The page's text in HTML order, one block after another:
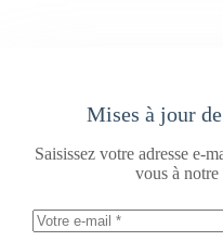
Mises à jour
Saisissez votre adresse e-
vous à